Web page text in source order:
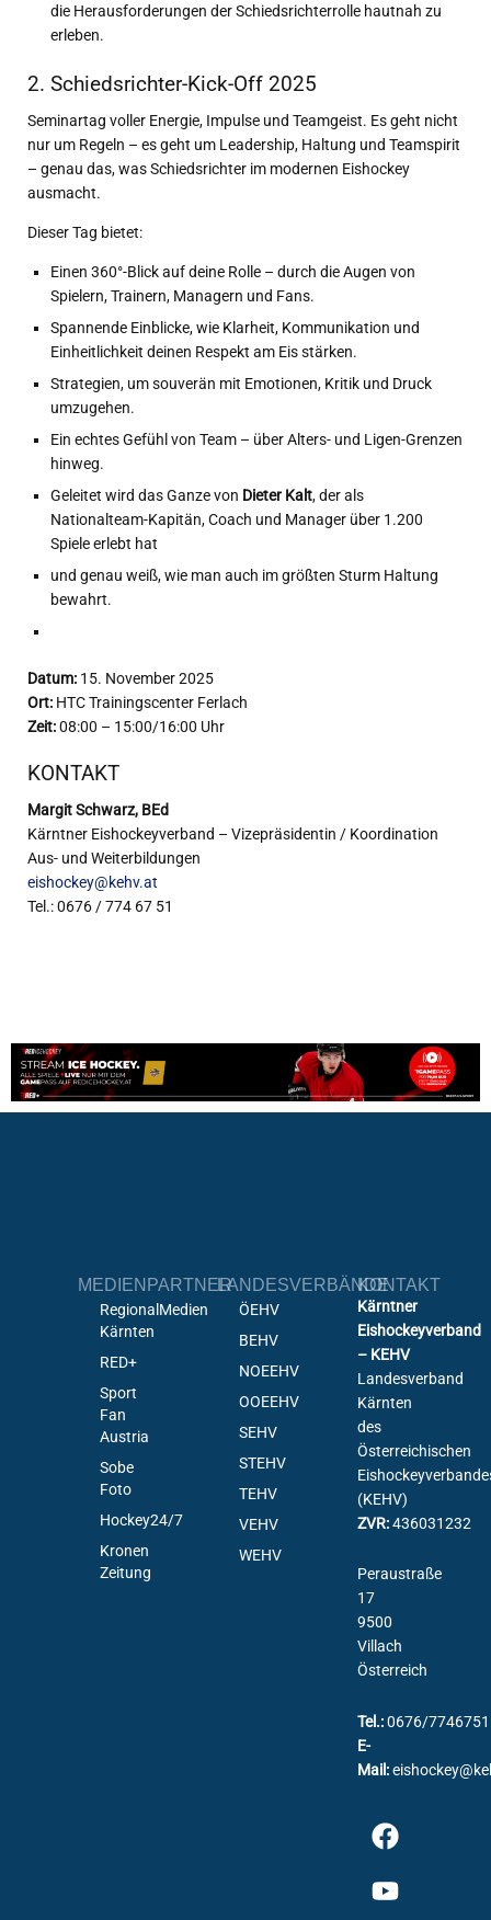
die Herausforderungen der Schiedsrichterrolle hautnah zu
erleben.
2. Schiedsrichter-Kick-Off 2025
Seminartag voller Energie, Impulse und Teamgeist. Es geht nicht
nur um Regeln – es geht um Leadership, Haltung und Teamspirit
– genau das, was Schiedsrichter im modernen Eishockey
ausmacht.
Dieser Tag bietet:
Einen 360°-Blick auf deine Rolle – durch die Augen von
Spielern, Trainern, Managern und Fans.
Spannende Einblicke, wie Klarheit, Kommunikation und
Einheitlichkeit deinen Respekt am Eis stärken.
Strategien, um souverän mit Emotionen, Kritik und Druck
umzugehen.
Ein echtes Gefühl von Team – über Alters- und Ligen-Grenzen
hinweg.
Geleitet wird das Ganze von Dieter Kalt, der als
Nationalteam-Kapitän, Coach und Manager über 1.200
Spiele erlebt hat
und genau weiß, wie man auch im größten Sturm Haltung
bewahrt.
Datum: 15. November 2025
Ort: HTC Trainingscenter Ferlach
Zeit:08:00 – 15:00/16:00 Uhr
KONTAKT
Margit Schwarz, BEd
Kärntner Eishockeyverband – Vizepräsidentin / Koordination
Aus- und Weiterbildungen
eishockey@kehv.at
Tel.: 0676 / 774 67 51
MEDIENPARTNER
RegionalMedien
Kärnten
RED+
Sport
Fan
Austria
Sobe
Foto
Hockey24/7
Kronen
Zeitung
LANDESVERBÄNDE
ÖEHV
BEHV
NOEEHV
OOEEHV
SEHV
STEHV
TEHV
VEHV
WEHV
KONTAKT
Kärntner
Eishockeyverband
– KEHV
Landesverband
Kärnten
des
Österreichischen
(KEHV)
ZVR:436031232
Peraustraße
17
9500
Villach
Österreich
Tel.:0676/7746751
E-
Mail: